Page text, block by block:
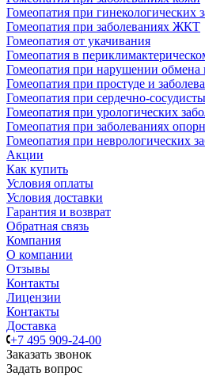
Гомеопатия при гинекологических
Гомеопатия при заболеваниях ЖКТ
Гомеопатия от укачивания
Гомеопатия в
Гомеопатия при нарушении обмена
Гомеопатия при простуде и
Гомеопатия при сердечно-
Гомеопатия при урологических
Гомеопатия при заболеваниях
Гомеопатия при неврологических
Акции
Как купить
Условия оплаты
Условия доставки
Гарантия и возврат
Обратная связь
Компания
О компании
Отзывы
Контакты
Лицензии
Контакты
Доставка
+7 495 909-24-00
Заказать звонок
Задать вопрос